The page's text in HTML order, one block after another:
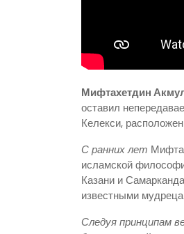
Мифтахетдин
оставил
Келекси,
С ранних лет
исламской
Казани и
известными
Следуя принципам